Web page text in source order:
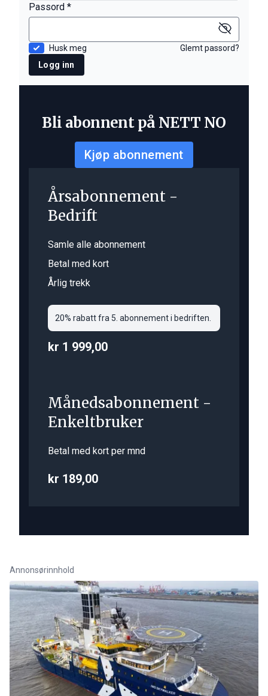
Passord *
Husk meg
Glemt passord?
Logg inn
Bli abonnent på NETT NO
Kjøp abonnement
Årsabonnement -
Bedrift
Samle alle abonnement
Betal med kort
Årlig trekk
20% rabatt fra 5. abonnement i bedriften.
kr 1 999,00
Månedsabonnement -
Enkeltbruker
Betal med kort per mnd
kr 189,00
Annonsørinnhold